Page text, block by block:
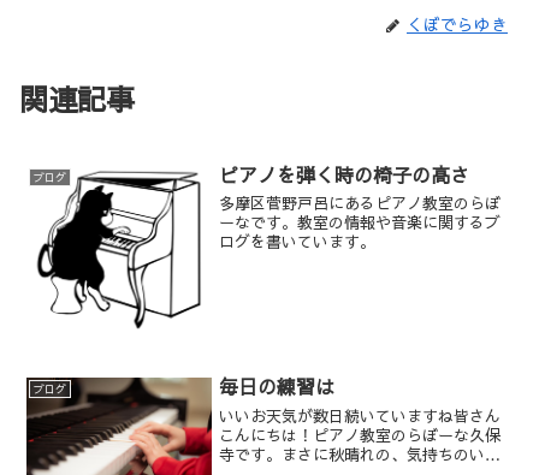
くぼでらゆき
関連記事
ブログ ピアノを弾く時の椅子の高さ
多摩区菅野戸呂にあるピアノ教室のらぼ
ーなです。教室の情報や音楽に関するブ
ログを書いています。
ブログ 毎日の練習は
いいお天気が数日続いていますね皆さん
こんにちは！ピアノ教室のらぼーな久保
寺です。まさに秋晴れの、気持ちのいい